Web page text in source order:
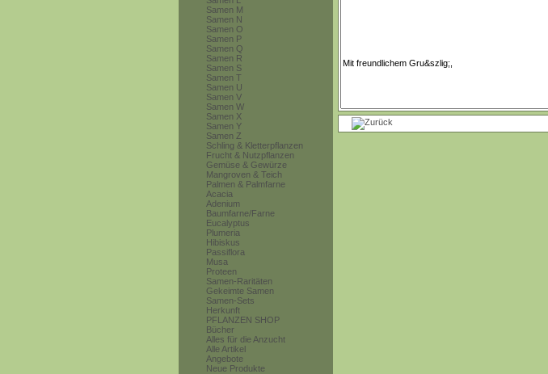
Samen M
Samen N
Samen O
Samen P
Samen Q
Samen R
Samen S
Samen T
Samen U
Samen V
Samen W
Samen X
Samen Y
Samen Z
Schling & Kletterpflanzen
Frucht & Nutzpflanzen
Gemüse & Gewürze
Mangroven & Teich
Palmen & Palmfarne
Acacia
Adenium
Baumfarne/Farne
Eucalyptus
Plumeria
Hibiskus
Passiflora
Musa
Proteen
Samen-Raritäten
Gekeimte Samen
Samen-Sets
Herkunft
PFLANZEN SHOP
Bücher
Alles für die Anzucht
Alle Artikel
Angebote
Neue Produkte